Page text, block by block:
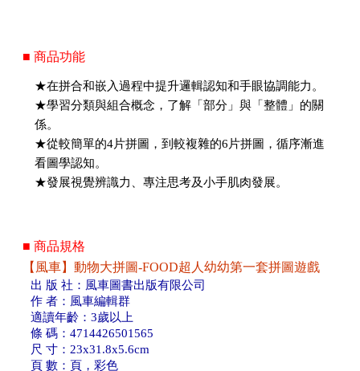
■ 商品功能
★在拼合和嵌入過程中提升邏輯認知和手眼協調能力。
★學習分類與組合概念，了解「部分」與「整體」的關
係。
★從較簡單的4片拼圖，到較複雜的6片拼圖，循序漸進
看圖學認知。
★發展視覺辨識力、專注思考及小手肌肉發展。
■ 商品規格
【風車】動物大拼圖-FOOD超人幼幼第一套拼圖遊戲
出 版 社：風車圖書出版有限公司
作 者：風車編輯群
適讀年齡：3歲以上
條 碼：4714426501565
尺 寸：23x31.8x5.6cm
頁 數：頁，彩色